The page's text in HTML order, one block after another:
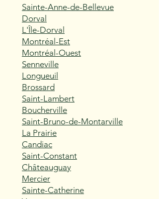
Sainte-Anne-de-Bellevue
Dorval
L'Île-Dorval
Montréal-Est
Montréal-Ouest
Senneville
Longueuil
Brossard
Saint-Lambert
Boucherville
Saint-Bruno-de-Montarville
La Prairie
Candiac
Saint-Constant
Châteauguay
Mercier
Sainte-Catherine